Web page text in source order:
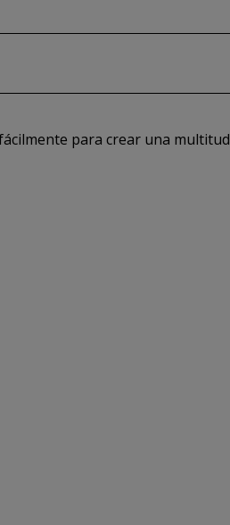
para crear una